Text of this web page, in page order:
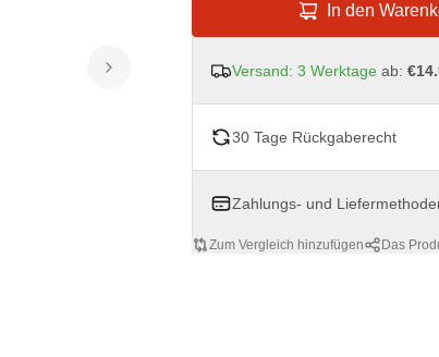
In den
Versand: 3 Werktage ab:
30 Tage Rückgaberecht
Zahlungs- und
Zum Vergleich hinzufügen Das